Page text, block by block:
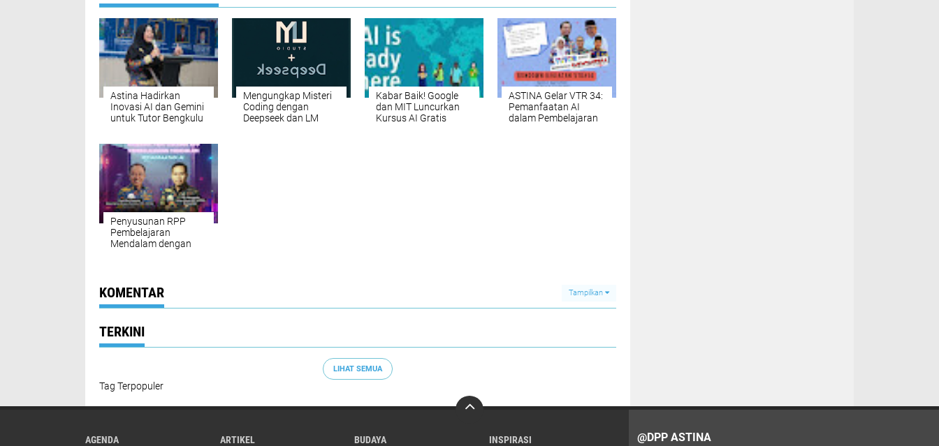
Astina Hadirkan
Inovasi AI dan Gemini
untuk Tutor Bengkulu
Mengungkap Misteri
Coding dengan
Deepseek dan LM
Kabar Baik! Google
dan MIT Luncurkan
Kursus AI Gratis
ASTINA Gelar VTR 34:
Pemanfaatan AI
dalam Pembelajaran
Penyusunan RPP
Pembelajaran
Mendalam dengan
KOMENTAR Tampilkan
TERKINI
LIHAT SEMUA
Tag Terpopuler
AGENDA ARTIKEL BUDAYA INSPIRASI @DPP ASTINA